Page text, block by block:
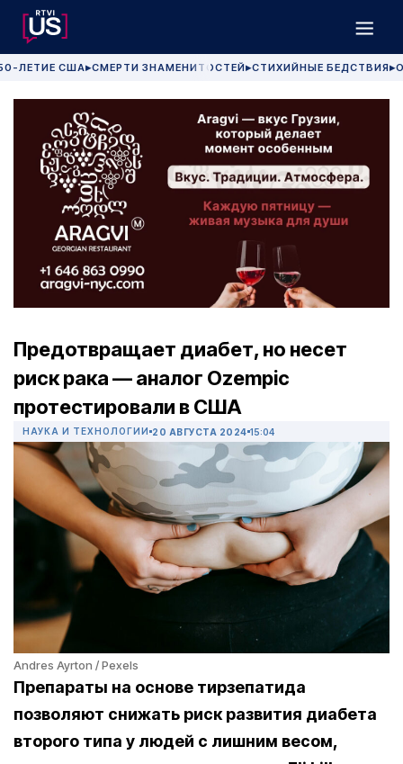
ЛЕТИЕ США▶СМЕРТИ ЗНАМЕНИТОСТЕЙ▶СТИХИЙНЫЕ БЕДСТВИЯ▶
Предотвращает диабет, но несет
риск рака — аналог Ozempic
протестировали в США
НАУКА И ТЕХНОЛОГИИ 20 АВГУСТА 2024 15:04
Andres Ayrton / Pexels
Препараты на основе тирзепатида
позволяют снижать риск развития диабета
второго типа у людей с лишним весом,